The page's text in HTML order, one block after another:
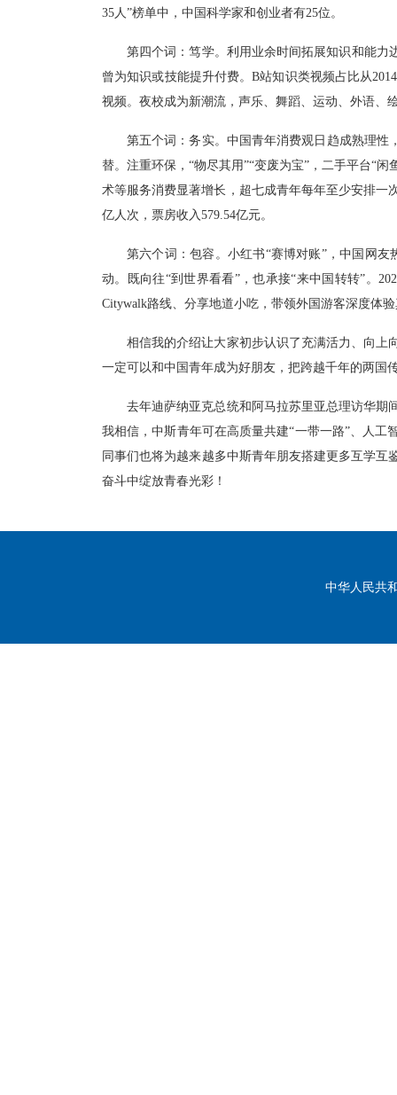
35人”榜单中，中国科学家和创业者有25位。
第四个词：笃学。 利用业余时间拓展知识和能力
曾为知识或技能提升付费。B站知识类视频占比从2014
视频。夜校成为新潮流，声乐、舞蹈、运动、外语、
第五个词：务实。 中国青年消费观日趋成熟理性
替。注重环保，“物尽其用”“变废为宝”，二手平台“闲
术等服务消费显著增长，超七成青年每年至少安排一
亿人次，票房收入579.54亿元。
第六个词：包容。 小红书“赛博对账”，中国网友
动。既向往“到世界看看”，也承接“来中国转转”。
Citywalk路线、分享地道小吃，带领外国游客深度体
相信我的介绍让大家初步认识了充满活力、向上
一定可以和中国青年成为好朋友，把跨越千年的两国
去年迪萨纳亚克总统和阿马拉苏里亚总理访华期
我相信，中斯青年可在高质量共建“一带一路”、人工
同事们也将为越来越多中斯青年朋友搭建更多互学
奋斗中绽放青春光彩！
中华人民共